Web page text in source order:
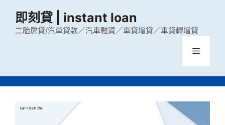
即刻貸 | instant loan
二胎房貸/汽車貸款／汽車融資／車貸增貸／車貸轉增貸
選